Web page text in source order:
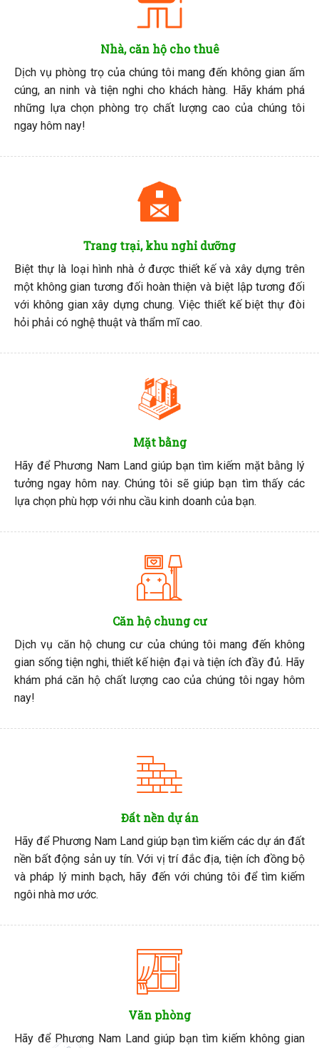
Nhà, căn hộ cho thuê
Dịch vụ phòng trọ của chúng tôi mang đến không gian ấm
cúng, an ninh và tiện nghi cho khách hàng. Hãy khám phá
những lựa chọn phòng trọ chất lượng cao của chúng tôi
ngay hôm nay!
Trang trại, khu nghỉ dưỡng
Biệt thự là loại hình nhà ở được thiết kế và xây dựng trên
một không gian tương đối hoàn thiện và biệt lập tương đối
với không gian xây dựng chung. Việc thiết kế biệt thự đòi
hỏi phải có nghệ thuật và thẩm mĩ cao.
Mặt bằng
Hãy để Phương Nam Land giúp bạn tìm kiếm mặt bằng lý
tưởng ngay hôm nay. Chúng tôi sẽ giúp bạn tìm thấy các
lựa chọn phù hợp với nhu cầu kinh doanh của bạn.
Căn hộ chung cư
Dịch vụ căn hộ chung cư của chúng tôi mang đến không
gian sống tiện nghi, thiết kế hiện đại và tiện ích đầy đủ. Hãy
khám phá căn hộ chất lượng cao của chúng tôi ngay hôm
nay!
Đất nền dự án
Hãy để Phương Nam Land giúp bạn tìm kiếm các dự án đất
nền bất động sản uy tín. Với vị trí đắc địa, tiện ích đồng bộ
và pháp lý minh bạch, hãy đến với chúng tôi để tìm kiếm
ngôi nhà mơ ước.
Văn phòng
Hãy để Phương Nam Land giúp bạn tìm kiếm không gian